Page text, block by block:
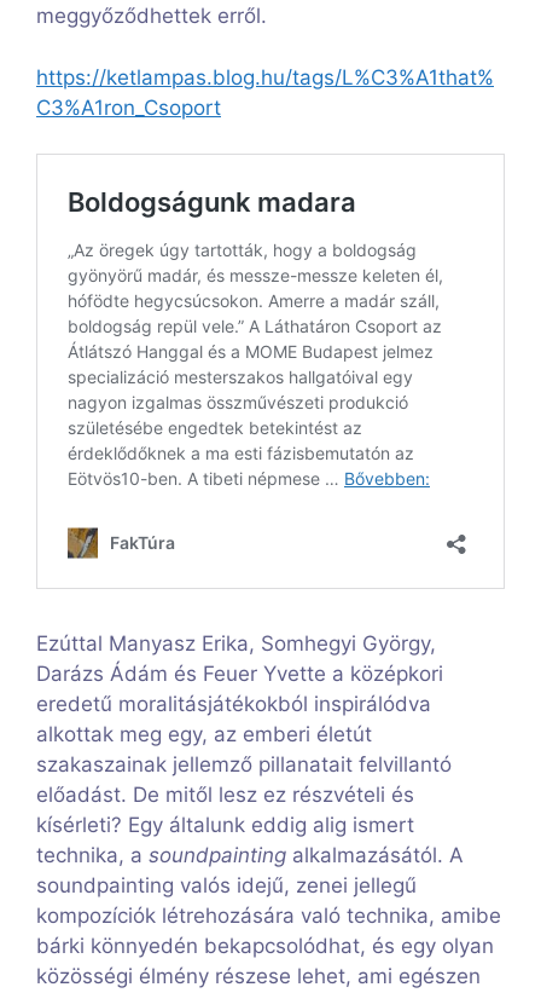
meggyőződhettek erről.
https://ketlampas.blog.hu/tags/L%C3%A1that%
C3%A1ron_Csoport
Ezúttal Manyasz Erika, Somhegyi György,
Darázs Ádám és Feuer Yvette a középkori
eredetű moralitásjátékokból inspirálódva
alkottak meg egy, az emberi életút
szakaszainak jellemző pillanatait felvillantó
előadást. De mitől lesz ez részvételi és
kísérleti? Egy általunk eddig alig ismert
technika, a soundpainting alkalmazásától. A
soundpainting valós idejű, zenei jellegű
kompozíciók létrehozására való technika, amibe
bárki könnyedén bekapcsolódhat, és egy olyan
közösségi élmény részese lehet, ami egészen